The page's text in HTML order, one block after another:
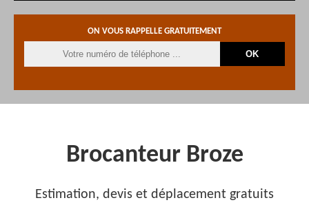
ON VOUS RAPPELLE GRATUITEMENT
Brocanteur Broze
Estimation, devis et déplacement gratuits